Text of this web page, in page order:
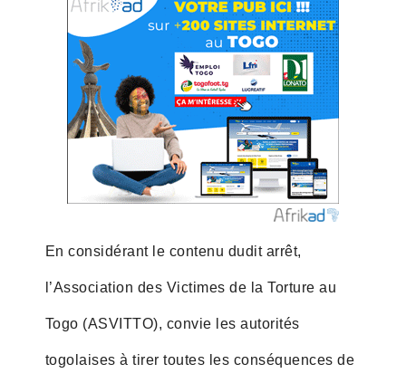
En considérant le contenu dudit arrêt,
l’Association des Victimes de la Torture au
Togo (ASVITTO), convie les autorités
togolaises à tirer toutes les conséquences de